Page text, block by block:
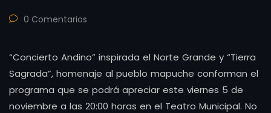
0 Comentarios
“Concierto Andino” inspirada el Norte Grande y “Tierra
Sagrada”, homenaje al pueblo mapuche conforman el
programa que se podrá apreciar este viernes 5 de
noviembre a las 20:00 horas en el Teatro Municipal. No